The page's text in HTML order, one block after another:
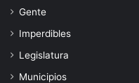
Gente
Imperdibles
Legislatura
Municipios